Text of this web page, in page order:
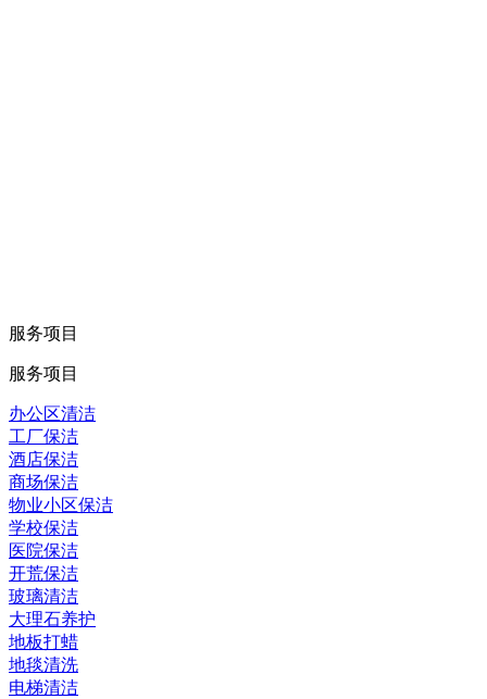
服务项目
服务项目
办公区清洁
工厂保洁
酒店保洁
商场保洁
物业小区保洁
学校保洁
医院保洁
开荒保洁
玻璃清洁
大理石养护
地板打蜡
地毯清洗
电梯清洁